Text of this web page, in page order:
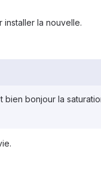
la nouvelle.
bien bonjour la